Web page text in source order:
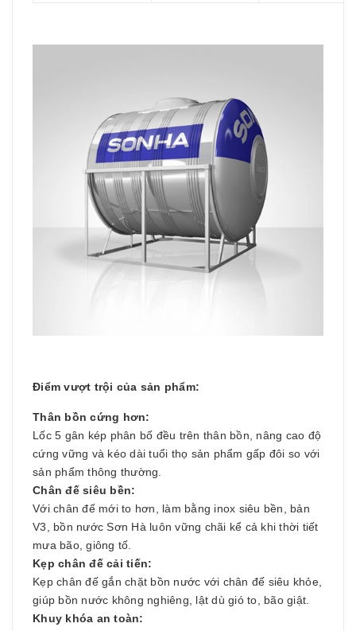
Điểm vượt trội của sản phẩm:
Thân bồn cứng hơn:
Lốc 5 gân kép phân bố đều trên thân bồn, nâng cao độ
cứng vững và kéo dài tuổi thọ sản phẩm gấp đôi so với
sản phẩm thông thường.
Chân đế siêu bền:
Với chân đế mới to hơn, làm bằng inox siêu bền, bản
V3, bồn nước Sơn Hà luôn vững chãi kể cả khi thời tiết
mưa bão, giông tố.
Kẹp chân đế cải tiến:
Kẹp chân đế gắn chặt bồn nước với chân đế siêu khỏe,
giúp bồn nước không nghiêng, lật dù gió to, bão giật.
Khuy khóa an toàn: